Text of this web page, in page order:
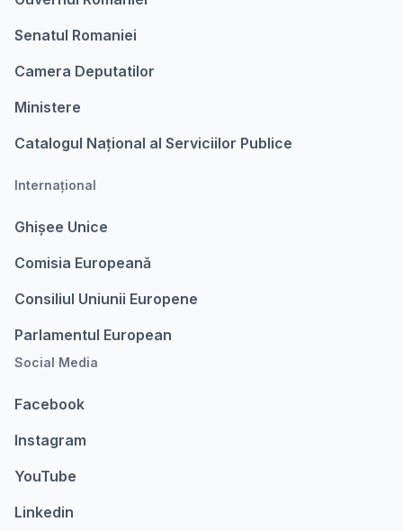
Senatul Romaniei
Camera Deputatilor
Ministere
Catalogul Național al Serviciilor Publice
Internațional
Ghișee Unice
Comisia Europeanǎ
Consiliul Uniunii Europene
Parlamentul European
Social Media
Facebook
Instagram
YouTube
Linkedin